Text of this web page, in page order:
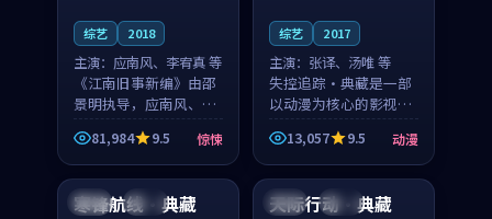
综艺 2018
主演： 应南风、李宥真 等
《江南旧事新编》由邵
景明执导，应南风、李
宥真领衔主演，是一部
2018年上映的日本惊悚
综艺。影片以邻里温情
为切入，呈现一段从初
遇到告别都浸着真实
81,984 9.5 惊悚
综艺 2017
主演： 张译、汤唯 等
失控追踪·典藏是一部
以动漫为核心的影视作
品，围绕危机、反转与
人物成长展开，整体节
奏紧凑，值得推荐观
13,057 9.5 动漫
法国 热播
寒锋航线·典藏 日本 完结
天际行动·典藏